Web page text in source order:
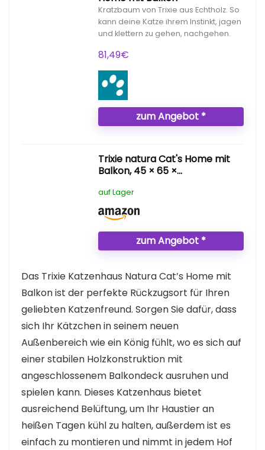
Kratzbaum von Trixie aus Echtholz. So
kann deine Katze ihrem Instinkt, jagen
und klettern zu gehen, nachgehen.
81,49€
zum Angebot *
Trixie natura Cat's Home mit
Balkon, 45 × 65 ×...
auf Lager
zum Angebot *
Das Trixie Katzenhaus Natura Cat’s Home mit
Balkon ist der perfekte Rückzugsort für Ihren
geliebten Katzenfreund. Sorgen Sie dafür, dass
sich Ihr Kätzchen in seinem neuen
Außenbereich wie ein König fühlt, wo es sich auf
einer stabilen Holzkonstruktion mit
angeschlossenem Balkondeck ausruhen und
spielen kann. Dieses Katzenhaus bietet
ausreichend Belüftung, um Ihr Haustier an
heißen Tagen kühl zu halten, außerdem ist es
einfach zu montieren und nimmt in jedem Hof